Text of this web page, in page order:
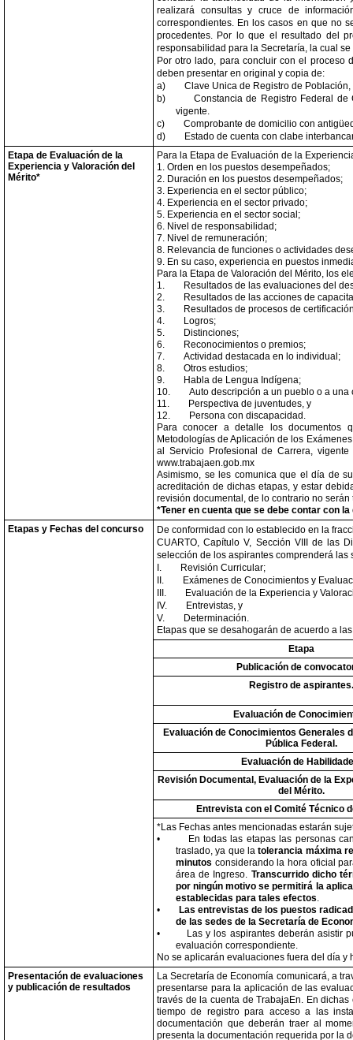
realizará consultas y cruce de
correspondientes. En los casos en que no
procedentes. Por lo que el resultado del
responsabilidad para la Secretaría, la cual
Por otro lado, para concluir con el proceso
deben presentar en original y copia de:
a)
Clave Unica de Registro de
b)
Constancia de Registro Federal de
vigente.
c)
Comprobante de domicilio con
d)
Estado de cuenta con clabe
Etapa de Evaluación de la
Experiencia y Valoración del
Mérito*
Para la Etapa de Evaluación de la
1. Orden en los puestos desempeñados;
2. Duración en los puestos desempeñados;
3. Experiencia en el sector público;
4. Experiencia en el sector privado;
5. Experiencia en el sector social;
6. Nivel de responsabilidad;
7. Nivel de remuneración;
8. Relevancia de funciones o actividades
9. En su caso, experiencia en puestos
Para la Etapa de Valoración del Mérito, los
1.
Resultados de las evaluaciones del
2.
Resultados de las acciones de
3.
Resultados de procesos de
4.
Logros;
5.
Distinciones;
6.
Reconocimientos o premios;
7.
Actividad destacada en lo individual;
8.
Otros estudios;
9.
Habla de Lengua Indígena;
10.
Auto descripción a un pueblo o a
11.
Perspectiva de juventudes, y
12.
Persona con discapacidad.
Para conocer a detalle los documentos
Metodologías de Aplicación de los
al Servicio Profesional de Carrera,
www.trabajaen.gob.mx
Asimismo, se les comunica que el día de
acreditación de dichas etapas, y estar
revisión documental, de lo contrario no serán
*Tener en cuenta que se debe contar con
Etapas y Fechas del concurso
De conformidad con lo establecido en la
CUARTO, Capítulo V, Sección VIII de las
selección de los aspirantes comprenderá las
I.
Revisión Curricular;
II.
Exámenes de Conocimientos y
III.
Evaluación de la Experiencia y
IV.
Entrevistas, y
V.
Determinación.
Etapas que se desahogarán de acuerdo a
Etapa
Publicación de
Registro de aspirantes.
Evaluación de
Evaluación de Conocimientos Generales
Pública Federal.
Evaluación de
Revisión Documental, Evaluación de la
del Mérito.
Entrevista con el Comité Técnico
*Las Fechas antes mencionadas estarán
•
En todas las etapas las personas
traslado, ya que latolerancia máxima
minutos considerando la hora oficial
área de Ingreso. Transcurrido dicho
por ningún motivo se permitirá la
establecidas para tales efectos.
•
Las entrevistas de los puestos
de las sedes de la Secretaría de
•
Las y los aspirantes deberán asistir
evaluación correspondiente.
No se aplicarán evaluaciones fuera del día
Presentación de evaluaciones
y publicación de resultados
La Secretaría de Economía comunicará, a
presentarse para la aplicación de las
través de la cuenta de TrabajaEn. En
tiempo de registro para acceso a las
documentación que deberán traer al
presenta la documentación requerida por la